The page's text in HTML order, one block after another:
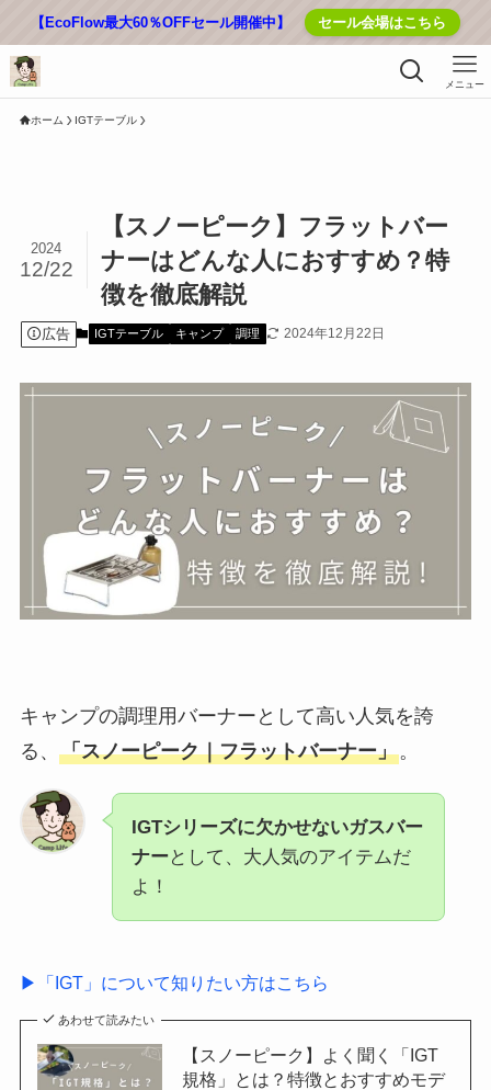
【EcoFlow最大60％OFFセール開催中】 セール会場はこちら
メニュー
ホーム IGTテーブル
【スノーピーク】フラットバー
ナーはどんな人におすすめ？特
徴を徹底解説
2024
12/22
広告 IGTテーブル キャンプ 調理 2024年12月22日
キャンプの調理用バーナーとして高い人気を誇
る、 「スノーピーク｜フラットバーナー」。
IGTシリーズに欠かせないガスバー
ナーとして、大人気のアイテムだ
よ！
▶「IGT」について知りたい方はこちら
あわせて読みたい
【スノーピーク】よく聞く「IGT
規格」とは？特徴とおすすめモデ